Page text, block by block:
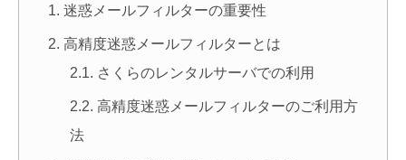
迷惑メールフィルターの重要性
高精度迷惑メールフィルターとは
さくらのレンタルサーバでの利用
高精度迷惑メールフィルターのご利用方
法